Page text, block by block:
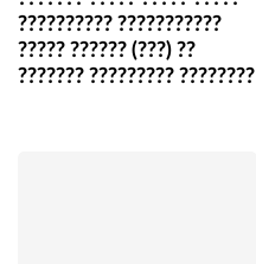
?????????? ???????????
????? ?????? (???) ??
??????? ????????? ????????